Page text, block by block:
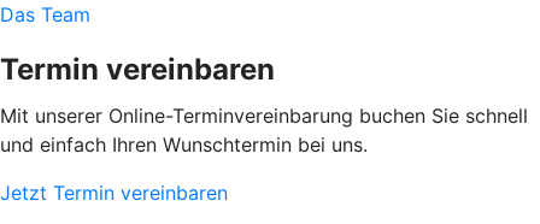
Das Team
Termin vereinbaren
Mit unserer Online-Terminvereinbarung buchen Sie schnell
und einfach Ihren Wunschtermin bei uns.
Jetzt Termin vereinbaren